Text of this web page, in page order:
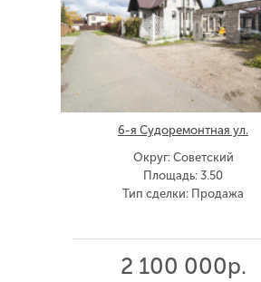
6-я Судоремонтная ул.
Округ: Советский
Площадь: 3.50
Тип сделки: Продажа
2 100 000р.